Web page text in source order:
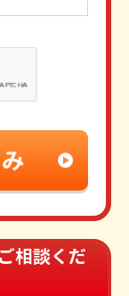
相談くだ